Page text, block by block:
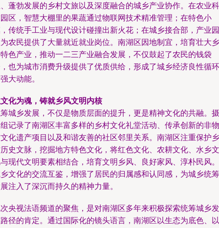
蓬勃发展的乡村文旅以及深度融合的城乡产业协作。在农业科
区，智慧大棚里的果蔬通过物联网技术精准管理；在特色小
传统手工业与现代设计碰撞出新火花；在城乡接合部，产业园
农民提供了大量就近就业岗位。南湖区因地制宜，培育壮大乡
色产业，推动一二三产业融合发展，不仅鼓起了农民的钱袋
也为城市消费升级提供了优质供给，形成了城乡经济良性循环
大动能。
化为魂，铸就乡风文明内核
城乡发展，不仅是物质层面的提升，更是精神文化的共融。摄
记录了南湖区丰富多样的乡村文化礼堂活动、传承创新的非物
化遗产项目以及和谐友善的社区邻里关系。南湖区注重保护乡
史文脉，挖掘地方特色文化，将红色文化、农耕文化、水乡文
现代文明要素相结合，培育文明乡风、良好家风、淳朴民风。
文化的交流互鉴，增强了居民的归属感和认同感，为城乡统筹
注入了深沉而持久的精神力量。
央视法语频道的聚焦，是对南湖区多年来积极探索统筹城乡发
径的肯定。通过国际化的镜头语言，南湖区以生态为底色、以